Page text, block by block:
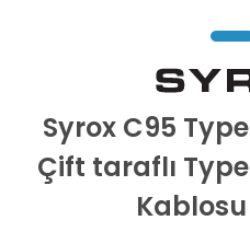
Syrox C95
Çift taraflı